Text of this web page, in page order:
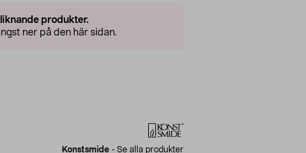
liknande produkter.
ner på den här sidan.
Konstsmide - Se alla produkter